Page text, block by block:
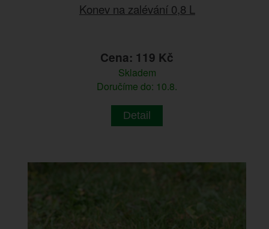
Konev na zalévání 0,8 L
Cena: 119 Kč
Skladem
Doručíme do: 10.8.
Detail